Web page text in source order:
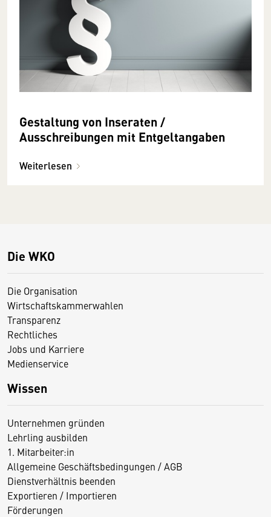
Gestaltung von Inseraten /
Ausschreibungen mit Entgeltangaben
Weiterlesen
Die WKO
Die Organisation
Wirtschaftskammerwahlen
Transparenz
Rechtliches
Jobs und Karriere
Medienservice
Wissen
Unternehmen gründen
Lehrling ausbilden
1. Mitarbeiter:in
Allgemeine Geschäftsbedingungen / AGB
Dienstverhältnis beenden
Exportieren / Importieren
Förderungen